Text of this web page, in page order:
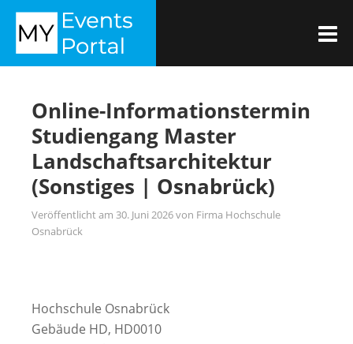
Zum
Inhalt
springen
MYEVENTSPORTAL
Online-Informationstermin
Studiengang Master
Landschaftsarchitektur
(Sonstiges | Osnabrück)
Veröffentlicht am 30. Juni 2026von Firma Hochschule
Osnabrück
Hochschule Osnabrück
Gebäude HD, HD0010